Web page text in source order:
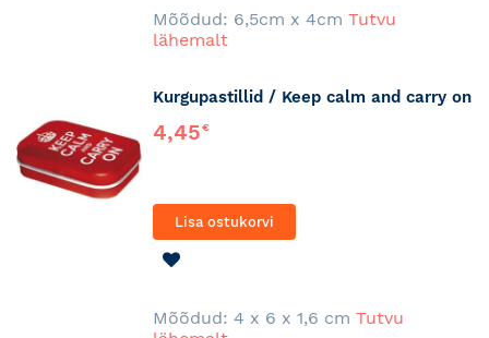
Mõõdud: 6,5cm x 4cm Tutvu
lähemalt
Kurgupastillid / Keep calm and carry on
4,45€
Lisa ostukorvi
Mõõdud: 4 x 6 x 1,6 cm Tutvu